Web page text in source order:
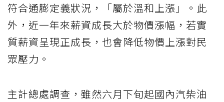
符合通膨定義狀況，「屬於溫和上漲」。此
外，近一年來薪資成長大於物價漲幅，若實
質薪資呈現正成長，也會降低物價上漲對民
眾壓力。
主計總處調查，雖然六月下旬起國內汽柴油